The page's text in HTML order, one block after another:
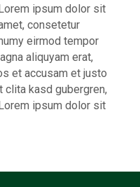
ipsum dolor sit
consetetur
eirmod tempor
aliquyam erat,
et accusam et justo
clita kasd gubergren,
ipsum dolor sit